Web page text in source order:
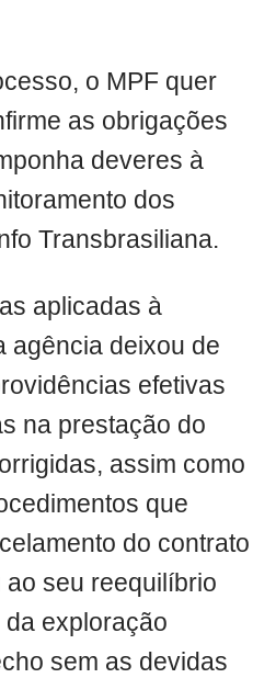
o MPF quer
as obrigações
deveres à
dos
Transbrasiliana.
aplicadas à
agência deixou de
efetivas
na prestação do
assim como
que
do contrato
seu reequilíbrio
exploração
sem as devidas